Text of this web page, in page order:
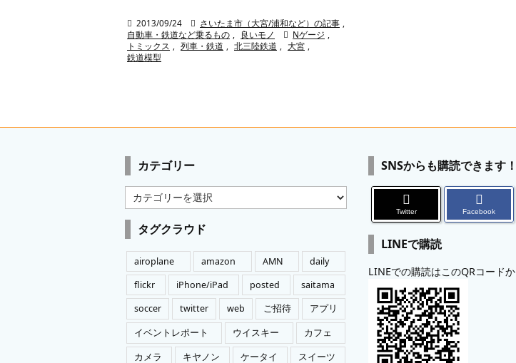
 2013/09/24  さいたま市（大宮/浦和など）の記事 ,
自動車・鉄道など乗るもの , 良いモノ  Nゲージ ,
トミックス , 列車・鉄道 , 北三陸鉄道 , 大宮 ,
鉄道模型
カテゴリー
カ
テ
ゴ
リ
ー
タグクラウド
airoplane amazon AMN
daily
flickr
iPhone/iPad posted
saitama
soccer
twitter web ご招待
アプリ
イベントレポート
ウイスキー
カフェ
カメラ
キヤノン ケータイ スイーツ
SNSからも購読できます！
Twitter Facebook
LINEで購読
LINEでの購読はこのQRコードか